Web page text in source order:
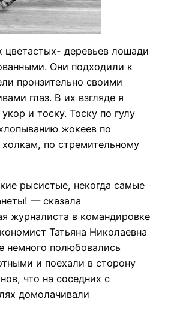
цветастых- деревьев лошади
Они подходили к
пронзительно своими
глаз. В их взгляде я
и тоску. Тоску по гулу
жокеев по
по стремительному
рысистые, некогда самые
— сказала
журналиста в командировке
Татьяна Николаевна
немного полюбовались
и поехали в сторону
что на соседних с
домолачивали